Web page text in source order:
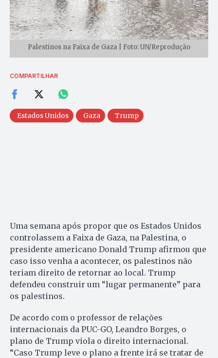
Palestinos na Faixa de Gaza | Foto: UN/Reprodução
COMPARTILHAR
Estados Unidos Gaza Trump
Uma semana após propor que os Estados Unidos
controlassem a Faixa de Gaza, na Palestina, o
presidente americano Donald Trump afirmou que
caso isso venha a acontecer, os palestinos não
teriam direito de retornar ao local. Trump
defendeu construir um “lugar permanente” para
os palestinos.
De acordo com o professor de relações
internacionais da PUC-GO, Leandro Borges, o
plano de Trump viola o direito internacional.
“Caso Trump leve o plano a frente irá se tratar de